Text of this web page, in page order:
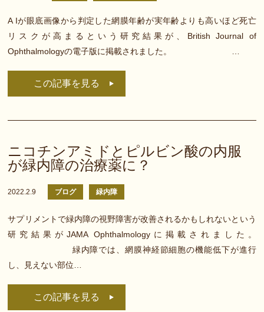
A Iが眼底画像から判定した網膜年齢が実年齢よりも高いほど死亡
リスクが高まるという研究結果が、British Journal of
Ophthalmologyの電子版に掲載されました。 …
この記事を見る
ニコチンアミドとピルビン酸の内服
が緑内障の治療薬に？
2022.2.9 ブログ 緑内障
サプリメントで緑内障の視野障害が改善されるかもしれないという
研究結果がJAMA Ophthalmologyに掲載されました。
緑内障では、網膜神経節細胞の機能低下が進行
し、見えない部位…
この記事を見る